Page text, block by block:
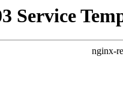
Service
nginx-